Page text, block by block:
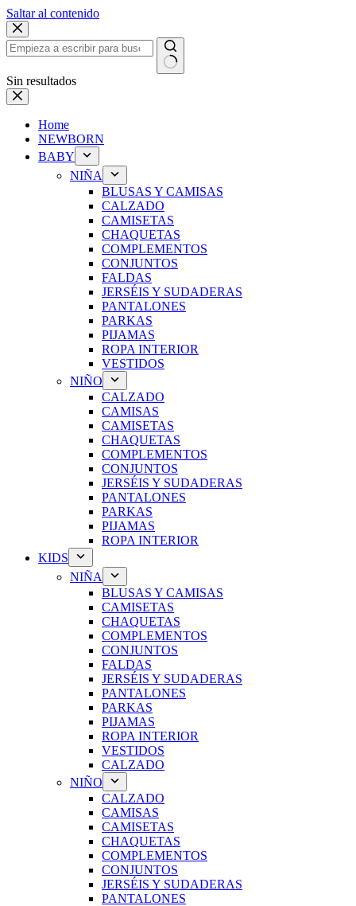
Saltar al contenido
Sin resultados
Home
NEWBORN
BABY
NIÑA
BLUSAS Y CAMISAS
CALZADO
CAMISETAS
CHAQUETAS
COMPLEMENTOS
CONJUNTOS
FALDAS
JERSÉIS Y SUDADERAS
PANTALONES
PARKAS
PIJAMAS
ROPA INTERIOR
VESTIDOS
NIÑO
CALZADO
CAMISAS
CAMISETAS
CHAQUETAS
COMPLEMENTOS
CONJUNTOS
JERSÉIS Y SUDADERAS
PANTALONES
PARKAS
PIJAMAS
ROPA INTERIOR
KIDS
NIÑA
BLUSAS Y CAMISAS
CAMISETAS
CHAQUETAS
COMPLEMENTOS
CONJUNTOS
FALDAS
JERSÉIS Y SUDADERAS
PANTALONES
PARKAS
PIJAMAS
ROPA INTERIOR
VESTIDOS
CALZADO
NIÑO
CALZADO
CAMISAS
CAMISETAS
CHAQUETAS
COMPLEMENTOS
CONJUNTOS
JERSÉIS Y SUDADERAS
PANTALONES